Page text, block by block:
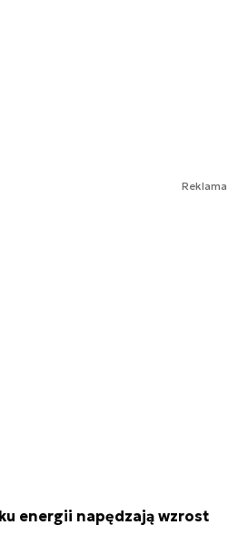
Reklama
energii napędzają wzrost